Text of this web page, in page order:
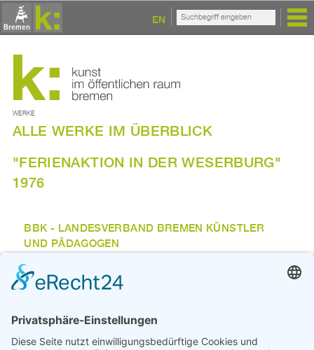
EN
WERKE
ALLE WERKE IM ÜBERBLICK
"FERIENAKTION IN DER WESERBURG"
1976
BBK - LANDESVERBAND BREMEN KÜNSTLER
UND PÄDAGOGEN
Im Rahmen dieses Projektes wurden Angebote zum
schöpferischen Gestalten in der Ferienzeit gemacht.